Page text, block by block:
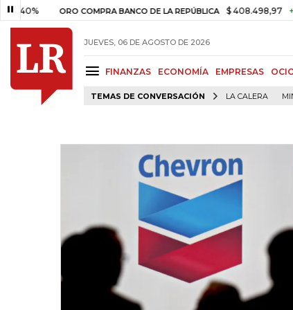
ORO COMPRA BANCO DE LA REPÚBLICA $ 408.498,97 +$
JUEVES, 06 DE AGOSTO DE 2026
FINANZAS ECONOMÍA EMPRESAS
TEMAS DE CONVERSACIÓN LA CALERA